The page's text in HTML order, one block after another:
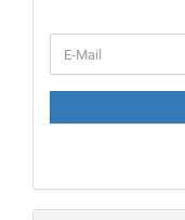
ZUR
E-
Mail